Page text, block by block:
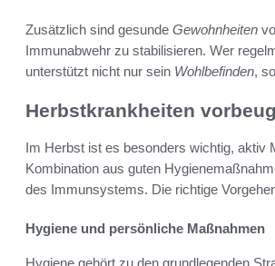
Zusätzlich sind gesunde Gewohnheiten
Immunabwehr zu stabilisieren. Wer
unterstützt nicht nur sein Wohlbefinden,
Herbstkrankheiten
Im Herbst ist es besonders wichtig, aktiv
Kombination aus guten
des Immunsystems. Die richtige
Hygiene und persönliche Maßnahmen
Hygiene gehört zu den grundlegenden